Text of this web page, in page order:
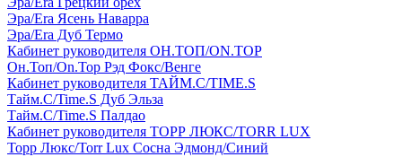
Эра/Era Ясень Наварра
Эра/Era Дуб Термо
Кабинет руководителя ОН.ТОП/ON.TOP
Он.Топ/On.Top Рэд Фокс/Венге
Кабинет руководителя ТАЙМ.С/TIME.S
Тайм.С/Time.S Дуб Эльза
Тайм.С/Time.S Палдао
Кабинет руководителя ТОРР ЛЮКС/TORR LUX
Торр Люкс/Torr Lux Сосна Эдмонд/Синий